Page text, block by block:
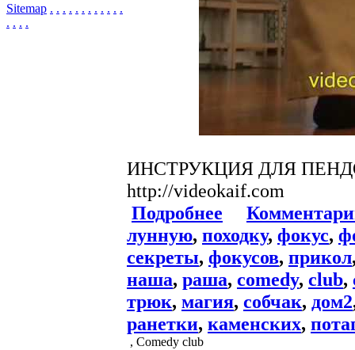
Sitemap . . . . . . . . . . . .
. . . .
ИНСТРУКЦИЯ ДЛЯ
http://videokaif.com
Подробнее
лунную, походку, фокус,
секреты, фокусов, прикол
наша, раша, comedy, club,
трюк, магия, собчак, дом2
ранетки, каменских,
, Comedy club